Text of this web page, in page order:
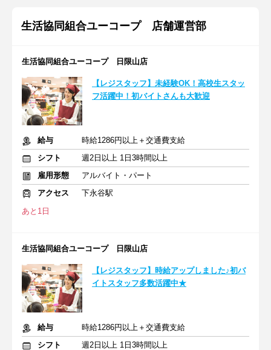
生活協同組合ユーコープ 店舗運営部
生活協同組合ユーコープ 日限山店
【レジスタッフ】未経験OK！高校生スタッ
フ活躍中！初バイトさんも大歓迎
給与
時給1286円以上＋交通費支給
シフト
週2日以上 1日3時間以上
雇用形態
アルバイト・パート
アクセス
下永谷駅
あと1日
生活協同組合ユーコープ 日限山店
【レジスタッフ】時給アップしました♪初バ
イトスタッフ多数活躍中★
給与
時給1286円以上＋交通費支給
シフト
週2日以上 1日3時間以上